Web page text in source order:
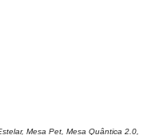
Mesa Pet, Mesa Quântica 2.0,